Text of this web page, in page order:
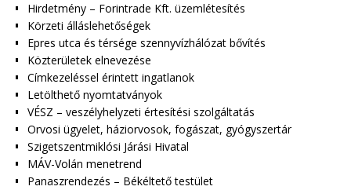
Hirdetmény – Forintrade Kft. üzemlétesítés
Körzeti álláslehetőségek
Epres utca és térsége szennyvízhálózat bővítés
Közterületek elnevezése
Címkezeléssel érintett ingatlanok
Letölthető nyomtatványok
VÉSZ – veszélyhelyzeti értesítési szolgáltatás
Orvosi ügyelet, háziorvosok, fogászat, gyógyszertár
Szigetszentmiklósi Járási Hivatal
MÁV-Volán menetrend
Panaszrendezés – Békéltető testület